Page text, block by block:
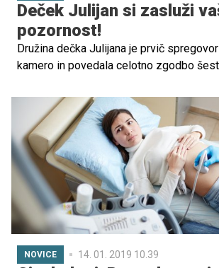
Deček Julijan si zasluži
pozornost!
Družina dečka Julijana je prvič
kamero in povedala celotno zgodbo
postavil vprašanje, če je to res prav, kar
hočeva dati v javnost?" nam je povedal
Peterka. Skupaj z ženo Matejo sta se
to storiti.
NOVICE 14. 01. 2019 10.39